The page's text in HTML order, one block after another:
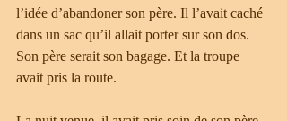
l’idée d’abandoner son père. Il l’avait caché
dans un sac qu’il allait porter sur son dos.
Son père serait son bagage. Et la troupe
avait pris la route.